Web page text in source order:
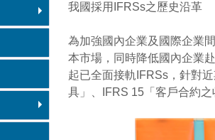
我國採用IFRSs之歷史沿革
為加強國內企業及國際企業
本市場，同時降低國內企業
起已全面接軌IFRSs，針對
具」、IFRS 15「客戶合約